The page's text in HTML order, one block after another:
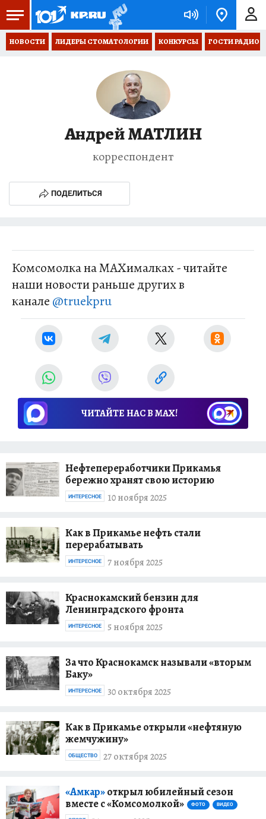
НОВОСТИ ЛИДЕРЫ СТОМАТОЛОГИИ КОНКУРСЫ ГОСТИ РАДИО
Андрей МАТЛИН
корреспондент
ПОДЕЛИТЬСЯ
Комсомолка на MAXималках - читайте
наши новости раньше других в
канале @truekpru
ЧИТАЙТЕ НАС В МАХ!
Нефтепереработчики Прикамья
бережно хранят свою историю
10 ноября 2025
ИНТЕРЕСНОЕ
Как в Прикамье нефть стали
перерабатывать
7 ноября 2025
ИНТЕРЕСНОЕ
Краснокамский бензин для
Ленинградского фронта
5 ноября 2025
ИНТЕРЕСНОЕ
За что Краснокамск называли «вторым
Баку»
30 октября 2025
ИНТЕРЕСНОЕ
Как в Прикамье открыли «нефтяную
жемчужину»
27 октября 2025
ОБЩЕСТВО
«Амкар»открыл юбилейный сезон
вместе с «Комсомолкой»
ФОТО ВИДЕО